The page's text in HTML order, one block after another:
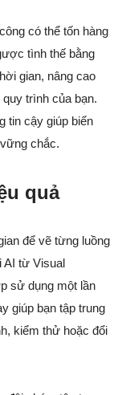
có thể tốn hàng
tình thế bằng
gian, nâng cao
trình của bạn.
tin cậy giúp biến
chắc.
quả
để vẽ từng luồng
AI từ Visual
sử dụng một lần
giúp bạn tập trung
kiểm thử hoặc đổi